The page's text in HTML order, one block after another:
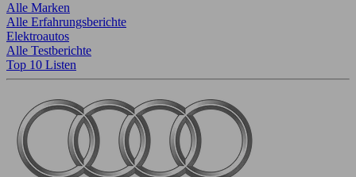
Alle Marken
Alle Erfahrungsberichte
Elektroautos
Alle Testberichte
Top 10 Listen